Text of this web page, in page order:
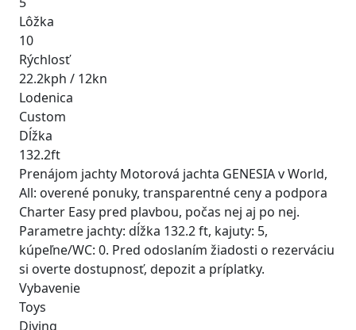
Lôžka
10
Rýchlosť
22.2kph / 12kn
Lodenica
Custom
Dĺžka
132.2ft
Prenájom jachty Motorová jachta GENESIA v World,
All: overené ponuky, transparentné ceny a podpora
Charter Easy pred plavbou, počas nej aj po nej.
Parametre jachty: dĺžka 132.2 ft, kajuty: 5,
kúpeľne/WC: 0. Pred odoslaním žiadosti o rezerváciu
si overte dostupnosť, depozit a príplatky.
Vybavenie
Toys
Diving